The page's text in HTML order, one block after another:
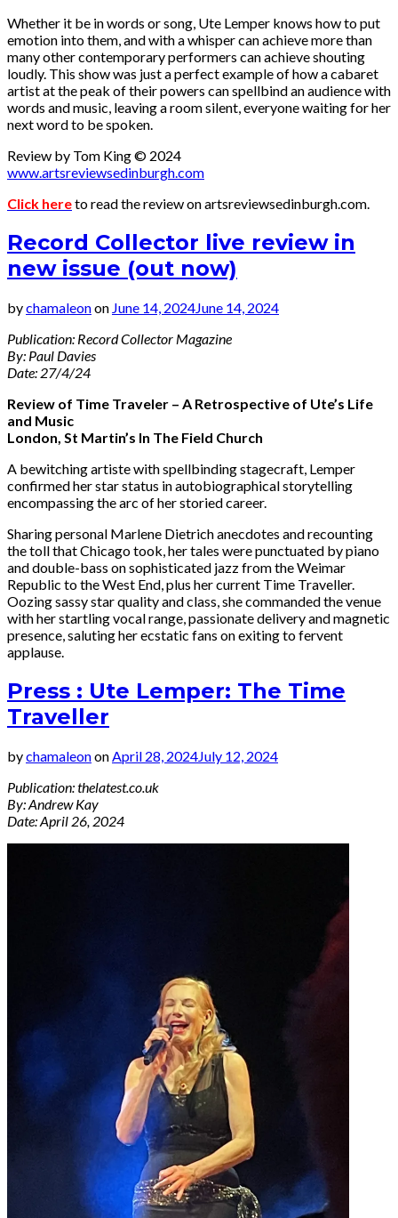
Whether it be in words or song, Ute Lemper knows how to put
emotion into them, and with a whisper can achieve more than
many other contemporary performers can achieve shouting
loudly. This show was just a perfect example of how a cabaret
artist at the peak of their powers can spellbind an audience with
words and music, leaving a room silent, everyone waiting for her
next word to be spoken.
Review by Tom King © 2024
www.artsreviewsedinburgh.com
Click hereto read the review on artsreviewsedinburgh.com.
Record Collector live review in
new issue (out now)
bychamaleonon June 14, 2024June 14, 2024
Publication: Record Collector Magazine
By: Paul Davies
Date: 27/4/24
Review of Time Traveler – A Retrospective of Ute’s Life
and Music
London, St Martin’s In The Field Church
A bewitching artiste with spellbinding stagecraft, Lemper
confirmed her star status in autobiographical storytelling
encompassing the arc of her storied career.
Sharing personal Marlene Dietrich anecdotes and recounting
the toll that Chicago took, her tales were punctuated by piano
and double-bass on sophisticated jazz from the Weimar
Republic to the West End, plus her current Time Traveller.
Oozing sassy star quality and class, she commanded the venue
with her startling vocal range, passionate delivery and magnetic
presence, saluting her ecstatic fans on exiting to fervent
applause.
Press : Ute Lemper: The Time
Traveller
bychamaleonon April 28, 2024July 12, 2024
Publication: thelatest.co.uk
By: Andrew Kay
Date: April 26, 2024